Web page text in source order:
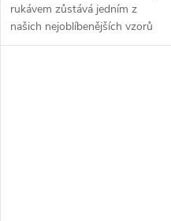
rukávem zůstává jedním z
našich nejoblíbenějších vzorů
vytvořených z našeho